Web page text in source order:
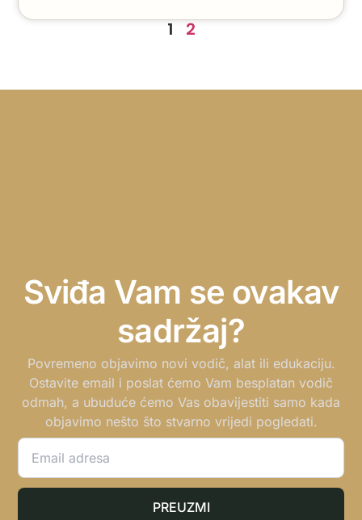
1 2
Sviđa Vam se ovakav
sadržaj?
Povremeno objavimo novi vodič, alat ili edukaciju.
Ostavite email i poslat ćemo Vam besplatan vodič
odmah, a ubuduće ćemo Vas obavijestiti samo kada
objavimo nešto što stvarno vrijedi pogledati.
PREUZMI